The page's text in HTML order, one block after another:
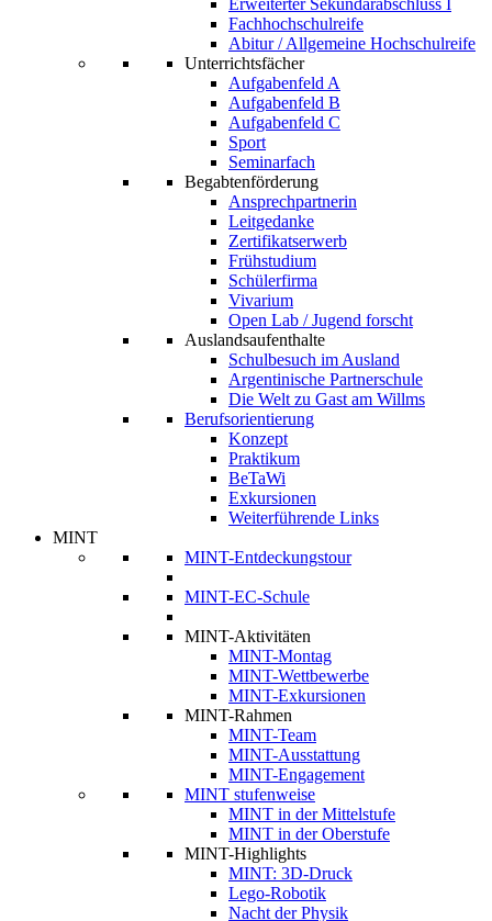
Erweiterter Sekundarabschluss I
Fachhochschulreife
Abitur / Allgemeine Hochschulreife
Unterrichtsfächer
Aufgabenfeld A
Aufgabenfeld B
Aufgabenfeld C
Sport
Seminarfach
Begabtenförderung
Ansprechpartnerin
Leitgedanke
Zertifikatserwerb
Frühstudium
Schülerfirma
Vivarium
Open Lab / Jugend forscht
Auslandsaufenthalte
Schulbesuch im Ausland
Argentinische Partnerschule
Die Welt zu Gast am Willms
Berufsorientierung
Konzept
Praktikum
BeTaWi
Exkursionen
Weiterführende Links
MINT
MINT-Entdeckungstour
MINT-EC-Schule
MINT-Aktivitäten
MINT-Montag
MINT-Wettbewerbe
MINT-Exkursionen
MINT-Rahmen
MINT-Team
MINT-Ausstattung
MINT-Engagement
MINT stufenweise
MINT in der Mittelstufe
MINT in der Oberstufe
MINT-Highlights
MINT: 3D-Druck
Lego-Robotik
Nacht der Physik